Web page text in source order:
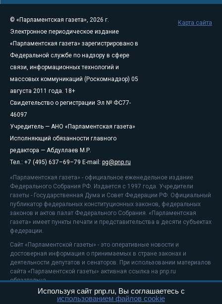
© «Парламентская газета», 2026 г.
Электронное периодическое издание
«Парламентская газета» зарегистрировано в
Федеральной службе по надзору в сфере
связи, информационных технологий и
массовых коммуникаций (Роскомнадзор) 05
августа 2011 года. 18+
Свидетельство о регистрации Эл № ФС77-
46097
Учредитель — АНО «Парламентская газета»
Исполняющий обязанности главного
редактора — Абдуллаев М.Р.
Тел.: +7 (495) 637–69–79 E-mail: pg@pnp.ru
«Парламентская газета» - официальное еженедельное издание
Федерального Собрания РФ. Издается с 1997 года. Учредители
газеты - Государственная Дума и Совет Федерации РФ. Официальный
публикатор федеральных конституционных законов, федеральных
законов и актов палат Федерального Собрания. «Парламентская
газета» имеет пункты печати и представительства в десяти субъектах
федерации.
Сайт «Парламентской газеты» - это оперативные новости и
достоверная информация о принимаемых в стране законах и
деятельности депутатов и сенаторов. При использовании материалов
сайта «Парламентской газеты» активная ссылка на pnp.ru
обязательна.
На информационном ресурсе применяютсярекомендательные
Карта сайта
Используя сайт pnp.ru, Вы соглашаетесь с
использованием файлов cookie